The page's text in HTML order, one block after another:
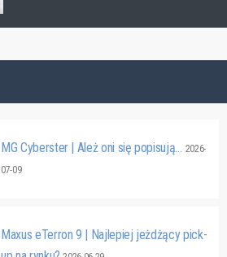
MG Cyberster | Ależ oni się popisują… 2026-
07-09
Maxus eTerron 9 | Najlepiej jeżdżący pick-